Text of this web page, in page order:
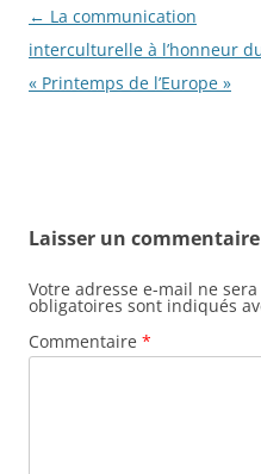
Navigation
des
articles
← La communication
interculturelle à l’honneur
« Printemps de l’Europe »
Laisser un commentaire
Votre adresse e-mail ne
obligatoires sont indiqués
Commentaire *